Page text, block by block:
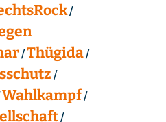
Thügida
Wahlkampf